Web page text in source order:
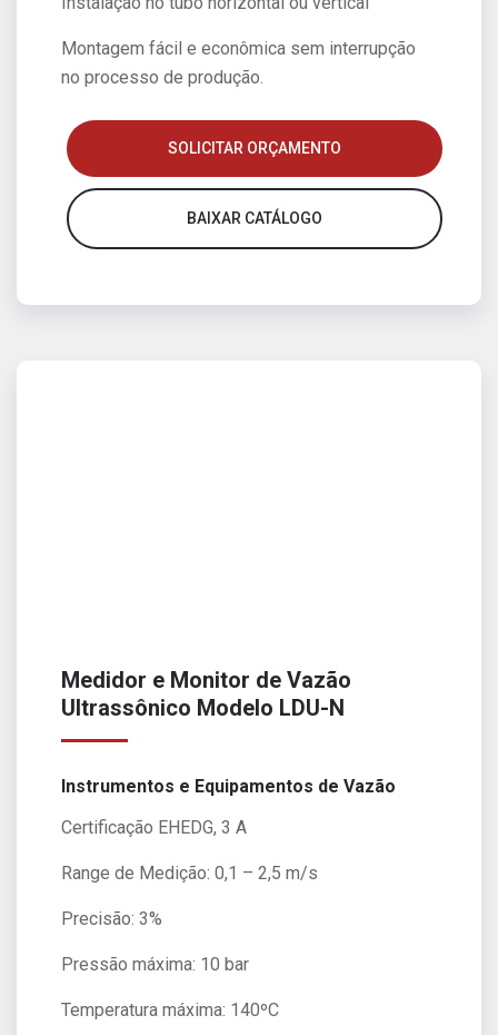
Montagem fácil e econômica sem interrupção
no processo de produção.
SOLICITAR ORÇAMENTO
BAIXAR CATÁLOGO
Medidor e Monitor de Vazão
Ultrassônico Modelo LDU-N
Instrumentos e Equipamentos de Vazão
Certificação EHEDG, 3 A
Range de Medição: 0,1 – 2,5 m/s
Precisão: 3%
Pressão máxima: 10 bar
Temperatura máxima: 140ºC